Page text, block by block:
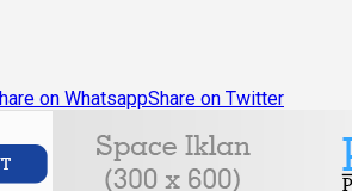
on WhatsappShare on Twitter